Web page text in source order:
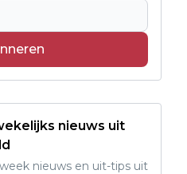
nieuws uit
nieuws en uit-tips uit